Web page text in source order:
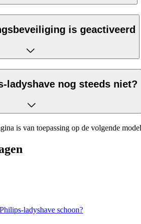
is geactiveerd
ladyshave nog steeds niet?
is van toepassing op de volgende
ladyshave schoon?